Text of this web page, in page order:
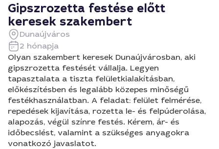
Gipszrozetta festése előtt
keresek szakembert
Dunaújváros
2 hónapja
Olyan szakembert keresek Dunaújvárosban, aki
gipszrozetta festését vállalja. Legyen
tapasztalata a tiszta felületkialakításban,
előkészítésben és legalább közepes minőségű
festékhasználatban. A feladat: felület felmérése,
repedések kijavítása, rozetta le- és felpúderolása,
alapozás, végül színre festés. Kérem, ár- és
időbecslést, valamint a szükséges anyagokra
vonatkozó javaslatot.